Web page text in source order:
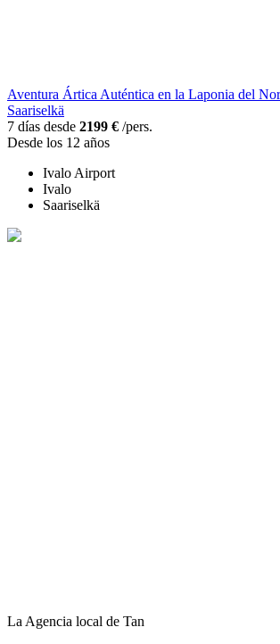
Aventura Ártica Auténtica en la Laponia del
Saariselkä
7 días desde 2199 € /pers.
Desde los 12 años
Ivalo Airport
Ivalo
Saariselkä
La Agencia local de Tan